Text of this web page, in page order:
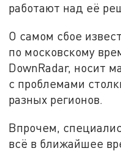
работают над её
О самом сбое
по московскому
DownRadar, носит
с проблемами
разных регионов.
Впрочем,
всё в ближайшее